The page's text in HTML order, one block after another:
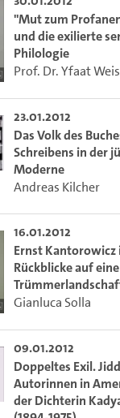
"Mut zum
und die exilierte
Philologie
Prof. Dr. Yfaat
23.01.2012
Das Volk des
Schreibens in der
Moderne
Andreas Kilcher
16.01.2012
Ernst Kantorowicz
Rückblicke auf eine
Gianluca Solla
09.01.2012
Doppeltes Exil.
Autorinnen in
der Dichterin